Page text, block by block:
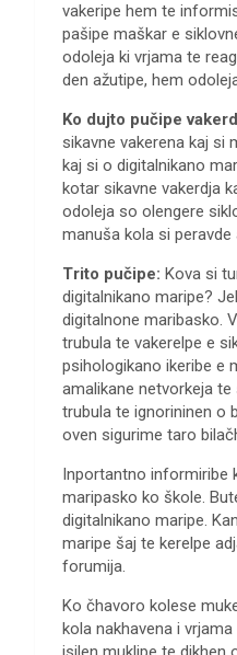
vakeripe hem te
pašipe maškar e
odoleja ki vrjama te
den ažutipe, hem
Ko dujto pučipe
sikavne vakerena kaj si
kaj si o digitalnikano
kotar sikavne vakerdja
odoleja so olengere
manuša kola si
Trito pučipe: Kova si
digitalnikano maripe?
digitalnone maribasko.
trubula te vakerelpe e
psihologikano ikeribe e
amalikane netvorkeja
trubula te ignorininen o
oven sigurime taro
Inportantno informiribe
maripasko ko škole.
digitalnikano maripe.
maripe šaj te kerelpe
forumija.
Ko čhavoro kolese
kola nakhavena i